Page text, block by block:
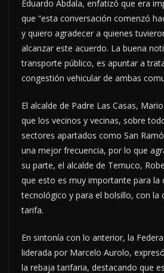
Eduardo Abdala, enfatizó que era
que “esta conversación comenzó
y quiero agradecer a quienes
alcanzar este acuerdo. La buena
transporte público, es apuntar a
congestión vehicular de ambas
El alcalde de Padre Las Casas,
que los vecinos y vecinas, sobre
sectores apartados como San
una mejor frecuencia, por lo que
su parte, el alcalde de Temuco,
que esto es muy importante para la
tecnológico y para el bolsillo, con la
tarifa.
En sintonía con lo anterior, la
liderada por Marcelo Aurolo,
la rebaja tarifaria, destacando que